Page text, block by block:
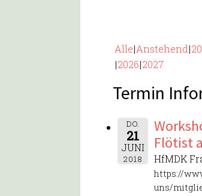
Alle Anstehend
2026 2027
Termin
DO.
21
JUNI
2018
Flötist
HfMDK
https://
uns/